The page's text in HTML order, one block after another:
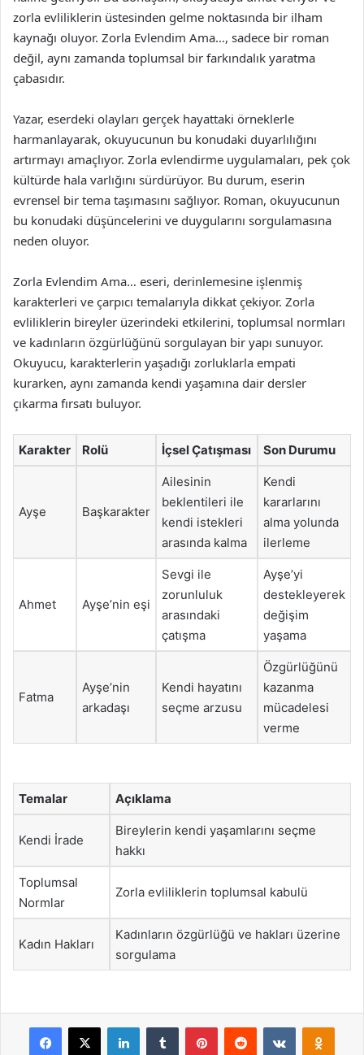
zorla evliliklerin üstesinden gelme noktasında bir ilham
kaynağı oluyor. Zorla Evlendim Ama…, sadece bir roman
değil, aynı zamanda toplumsal bir farkındalık yaratma
çabasıdır.
Yazar, eserdeki olayları gerçek hayattaki örneklerle
harmanlayarak, okuyucunun bu konudaki duyarlılığını
artırmayı amaçlıyor. Zorla evlendirme uygulamaları, pek çok
kültürde hala varlığını sürdürüyor. Bu durum, eserin
evrensel bir tema taşımasını sağlıyor. Roman, okuyucunun
bu konudaki düşüncelerini ve duygularını sorgulamasına
neden oluyor.
Zorla Evlendim Ama… eseri, derinlemesine işlenmiş
karakterleri ve çarpıcı temalarıyla dikkat çekiyor. Zorla
evliliklerin bireyler üzerindeki etkilerini, toplumsal normları
ve kadınların özgürlüğünü sorgulayan bir yapı sunuyor.
Okuyucu, karakterlerin yaşadığı zorluklarla empati
kurarken, aynı zamanda kendi yaşamına dair dersler
çıkarma fırsatı buluyor.
Karakter Rolü İçsel Çatışması Son Durumu
Ayşe Başkarakter
Ailesinin
beklentileri ile
kendi istekleri
arasında kalma
Kendi
kararlarını
alma yolunda
ilerleme
Ahmet Ayşe’nin eşi
Sevgi ile
zorunluluk
arasındaki
çatışma
Ayşe’yi
destekleyerek
değişim
yaşama
Fatma
Ayşe’nin
arkadaşı
Kendi hayatını
seçme arzusu
Özgürlüğünü
kazanma
mücadelesi
verme
Temalar Açıklama
Kendi İrade
Bireylerin kendi yaşamlarını seçme
hakkı
Toplumsal
Normlar
Zorla evliliklerin toplumsal kabulü
Kadın Hakları
Kadınların özgürlüğü ve hakları üzerine
sorgulama
Facebook
X LinkedInTumblr PinterestReddit VKontakte